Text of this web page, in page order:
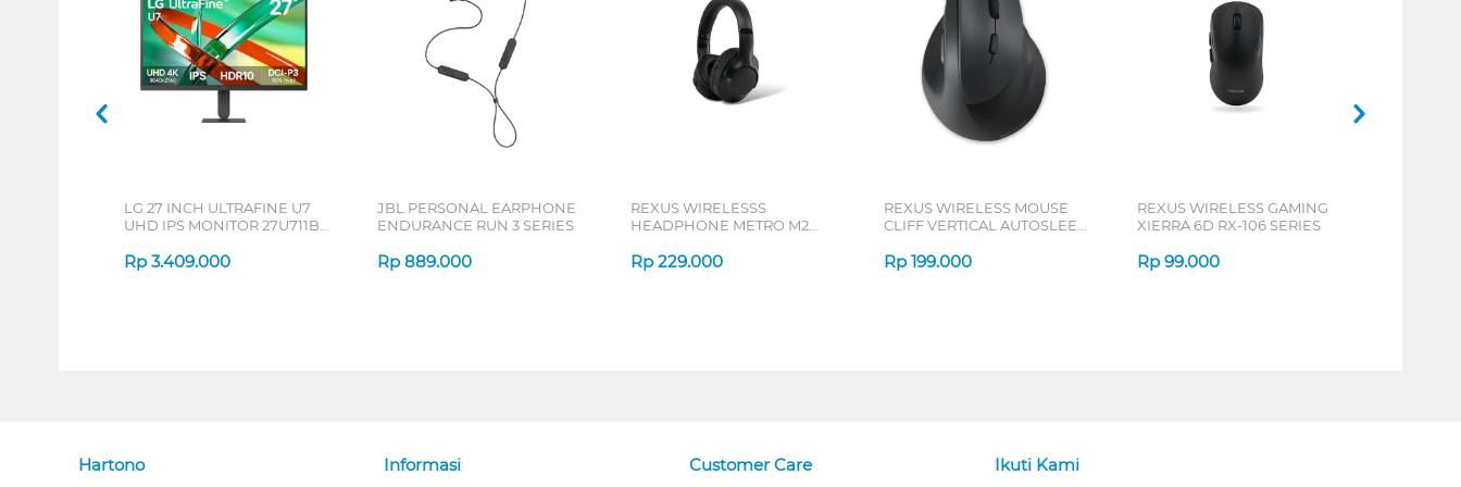
LG 27 INCH ULTRAFINE U7
UHD IPS MONITOR 27U711B-
Rp 3.409.000
JBL PERSONAL EARPHONE
ENDURANCE RUN 3 SERIES
Rp 889.000
REXUS WIRELESSS
HEADPHONE METRO M2
Rp 229.000
REXUS WIRELESS MOUSE
CLIFF VERTICAL AUTOSLEEP
Rp 199.000
REXUS WIRELESS GAMING
XIERRA 6D RX-106 SERIES
Rp 99.000
Hartono Informasi Customer Care Ikuti Kami